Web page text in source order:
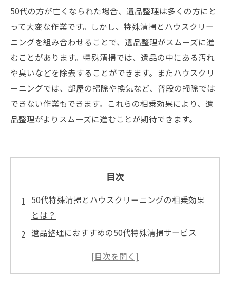
50代の方が亡くなられた場合、遺品整理は多くの方にと
って大変な作業です。しかし、特殊清掃とハウスクリー
ニングを組み合わせることで、遺品整理がスムーズに進
むことがあります。特殊清掃では、遺品の中にある汚れ
や臭いなどを除去することができます。またハウスクリ
ーニングでは、部屋の掃除や換気など、普段の掃除では
できない作業もできます。これらの相乗効果により、遺
品整理がよりスムーズに進むことが期待できます。
目次
50代特殊清掃とハウスクリーニングの相乗効果
とは？
遺品整理におすすめの50代特殊清掃サービス
遺品整理におすすめのハウスクリーニングサー